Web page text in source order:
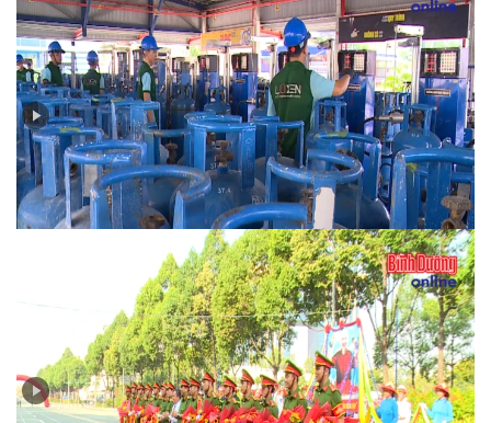
Bản tin PCCC số 3-2025: Đảm bảo an toàn phòng
cháy chữa cháy trong sử dụng, kinh doanh gas